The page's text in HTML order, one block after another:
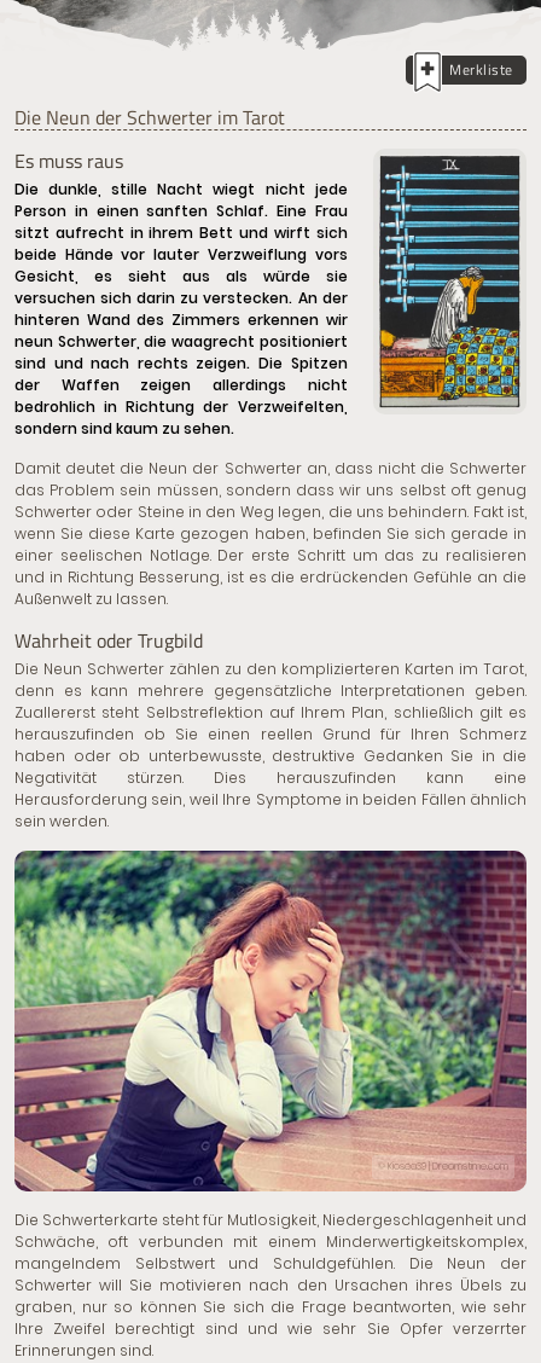
Merkliste
Die Neun der Schwerter im Tarot
Es muss raus
Die dunkle, stille Nacht wiegt nicht jede
Person in einen sanften Schlaf. Eine Frau
sitzt aufrecht in ihrem Bett und wirft sich
beide Hände vor lauter Verzweiflung vors
Gesicht, es sieht aus als würde sie
versuchen sich darin zu verstecken. An der
hinteren Wand des Zimmers erkennen wir
neun Schwerter, die waagrecht positioniert
sind und nach rechts zeigen. Die Spitzen
der Waffen zeigen allerdings nicht
bedrohlich in Richtung der Verzweifelten,
sondern sind kaum zu sehen.
Damit deutet die Neun der Schwerter an, dass nicht die Schwerter
das Problem sein müssen, sondern dass wir uns selbst oft genug
Schwerter oder Steine in den Weg legen, die uns behindern. Fakt ist,
wenn Sie diese Karte gezogen haben, befinden Sie sich gerade in
einer seelischen Notlage. Der erste Schritt um das zu realisieren
und in Richtung Besserung, ist es die erdrückenden Gefühle an die
Außenwelt zu lassen.
Wahrheit oder Trugbild
Die Neun Schwerter zählen zu den komplizierteren Karten im Tarot,
denn es kann mehrere gegensätzliche Interpretationen geben.
Zuallererst steht Selbstreflektion auf Ihrem Plan, schließlich gilt es
herauszufinden ob Sie einen reellen Grund für Ihren Schmerz
haben oder ob unterbewusste, destruktive Gedanken Sie in die
Negativität stürzen. Dies herauszufinden kann eine
Herausforderung sein, weil Ihre Symptome in beiden Fällen ähnlich
sein werden.
© Kiosea39 | Dreamstime.com
Die Schwerterkarte steht für Mutlosigkeit, Niedergeschlagenheit und
Schwäche, oft verbunden mit einem Minderwertigkeitskomplex,
mangelndem Selbstwert und Schuldgefühlen. Die Neun der
Schwerter will Sie motivieren nach den Ursachen ihres Übels zu
graben, nur so können Sie sich die Frage beantworten, wie sehr
Ihre Zweifel berechtigt sind und wie sehr Sie Opfer verzerrter
Erinnerungen sind.